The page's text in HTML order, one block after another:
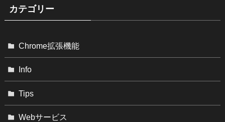
カテゴリー
Chrome拡張機能
Info
Tips
Webサービス